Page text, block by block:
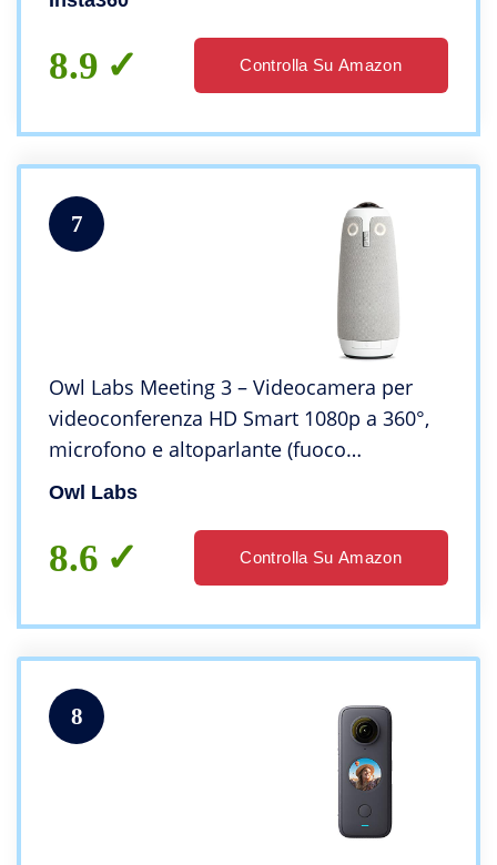
8.9 Controlla Su Amazon
7
Owl Labs Meeting 3 – Videocamera per
videoconferenza HD Smart 1080p a 360°,
microfono e altoparlante (fuoco
automatico altoparlante, Smart Zoom,
Owl Labs
8.6 Controlla Su Amazon
8